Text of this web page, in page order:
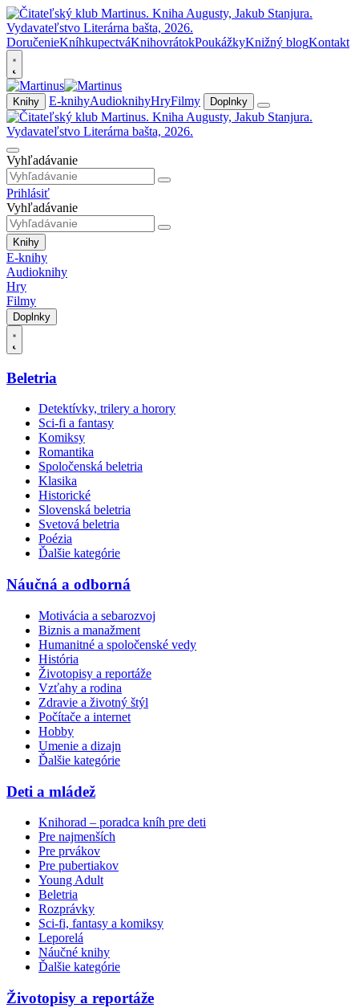
DoručenieKníhkupectváKnihovrátokPoukážkyKnižný blogKontakt
Knihy E-knihyAudioknihyHryFilmy Doplnky
Vyhľadávanie
Prihlásiť
Vyhľadávanie
Knihy
E-knihy
Audioknihy
Hry
Filmy
Doplnky
Beletria
Detektívky, trilery a horory
Sci-fi a fantasy
Komiksy
Romantika
Spoločenská beletria
Klasika
Historické
Slovenská beletria
Svetová beletria
Poézia
Ďalšie kategórie
Náučná a odborná
Motivácia a sebarozvoj
Biznis a manažment
Humanitné a spoločenské vedy
História
Životopisy a reportáže
Vzťahy a rodina
Zdravie a životný štýl
Počítače a internet
Hobby
Umenie a dizajn
Ďalšie kategórie
Deti a mládež
Knihorad – poradca kníh pre deti
Pre najmenších
Pre prvákov
Pre pubertiakov
Young Adult
Beletria
Rozprávky
Sci-fi, fantasy a komiksy
Leporelá
Náučné knihy
Ďalšie kategórie
Životopisy a reportáže